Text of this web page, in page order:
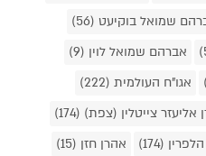
שמואל בוקיעט (56)
אברהם שמואל לוין (9)
אגו"ח העולמית (222)
אליעזר צייטלין (צפת) (174)
(174)
אהרן חזן (15)